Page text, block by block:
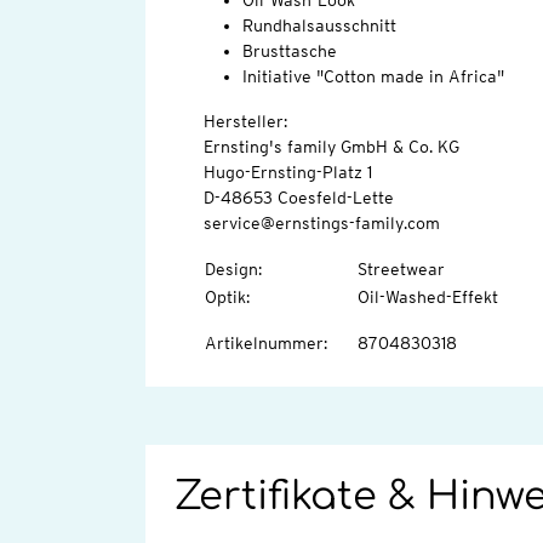
Rundhalsausschnitt
Brusttasche
Initiative "Cotton made in Africa"
Hersteller:
Ernsting's family GmbH & Co. KG
Hugo-Ernsting-Platz 1
D-48653 Coesfeld-Lette
service@ernstings-family.com
Design:
Streetwear
Optik: Oil-Washed-Effekt
Artikelnummer: 8704830318
Zertifikate &